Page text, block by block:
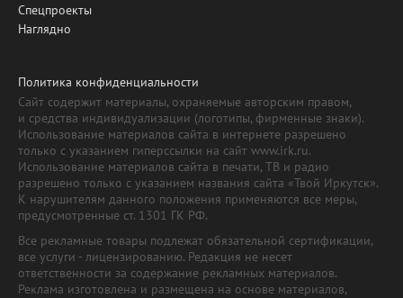
Спецпроекты
Наглядно
Политика конфиденциальности
Сайт содержит материалы, охраняемые авторским правом,
и средства индивидуализации (логотипы, фирменные знаки).
Использование материалов сайта в интернете разрешено
только с указанием гиперссылки на сайт www.irk.ru.
Использование материалов сайта в печати, ТВ и радио
разрешено только с указанием названия сайта «Твой Иркутск».
К нарушителям данного положения применяются все меры,
предусмотренные ст. 1301 ГК РФ.
Все рекламные товары подлежат обязательной сертификации,
все услуги - лицензированию. Редакция не несет
ответственности за содержание рекламных материалов.
Реклама изготовлена и размещена на основе материалов,